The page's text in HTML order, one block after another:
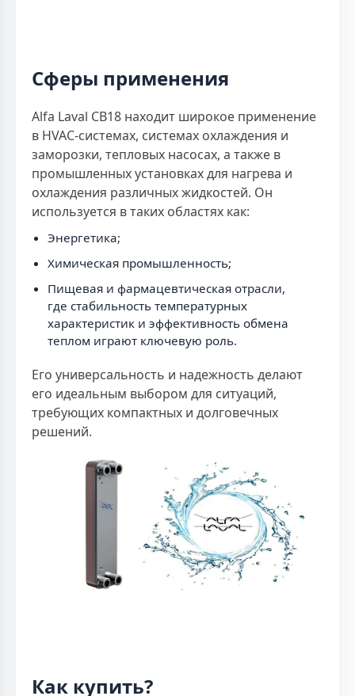
Сферы применения
Alfa Laval CB18 находит широкое применение
в HVAC-системах, системах охлаждения и
заморозки, тепловых насосах, а также в
промышленных установках для нагрева и
охлаждения различных жидкостей. Он
используется в таких областях как:
Энергетика;
Химическая промышленность;
Пищевая и фармацевтическая отрасли,
где стабильность температурных
характеристик и эффективность обмена
теплом играют ключевую роль.
Его универсальность и надежность делают
его идеальным выбором для ситуаций,
требующих компактных и долговечных
решений.
Как купить?